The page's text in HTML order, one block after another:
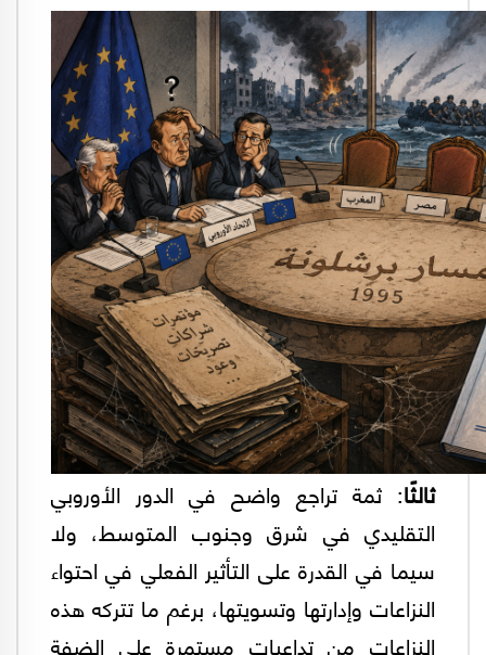
ثالثًا: ثمة تراجع واضح في الدور الأوروبي
التقليدي في شرق وجنوب المتوسط، ولا
سيما في القدرة على التأثير الفعلي في احتواء
النزاعات وإدارتها وتسويتها، برغم ما تتركه هذه
النزاعات من تداعيات مستمرة على الضفة